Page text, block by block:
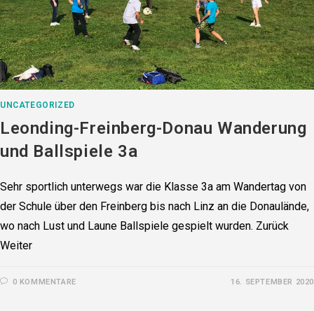
UNCATEGORIZED
Leonding-Freinberg-Donau Wanderung
und Ballspiele 3a
Sehr sportlich unterwegs war die Klasse 3a am Wandertag von
der Schule über den Freinberg bis nach Linz an die Donaulände,
wo nach Lust und Laune Ballspiele gespielt wurden. Zurück
Weiter
0 KOMMENTARE 16. SEPTEMBER 2020